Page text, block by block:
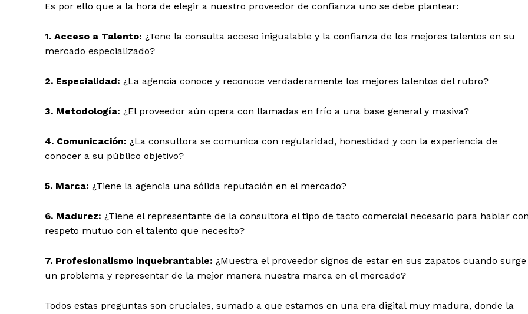
Es por ello que a la hora de elegir a nuestro proveedor de confianza uno se debe plantear:
1. Acceso a Talento: ¿Tene la consulta acceso inigualable y la confianza de los mejores talentos en su
mercado especializado?
2. Especialidad: ¿La agencia conoce y reconoce verdaderamente los mejores talentos del rubro?
3. Metodología: ¿El proveedor aún opera con llamadas en frío a una base general y masiva?
4. Comunicación: ¿La consultora se comunica con regularidad, honestidad y con la experiencia de
conocer a su público objetivo?
5. Marca: ¿Tiene la agencia una sólida reputación en el mercado?
6. Madurez: ¿Tiene el representante de la consultora el tipo de tacto comercial necesario para hablar
respeto mutuo con el talento que necesito?
7. Profesionalismo inquebrantable: ¿Muestra el proveedor signos de estar en sus zapatos cuando surge
un problema y representar de la mejor manera nuestra marca en el mercado?
Todos estas preguntas son cruciales, sumado a que estamos en una era digital muy madura, donde la